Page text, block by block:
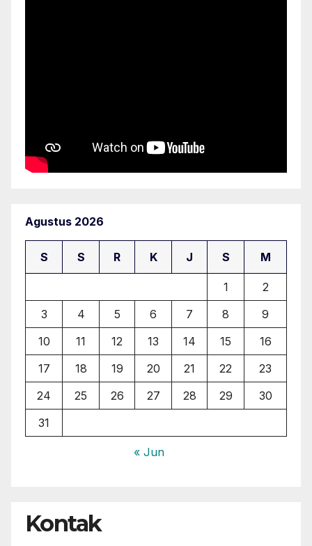
Agustus 2026
S S R K J S M
1
2
3
4 5 6 7 8
9
10
11 12 13 14 15
16
17
18 19 20 21 22
23
24
25 26 27 28 29
30
31
« Jun
Kontak